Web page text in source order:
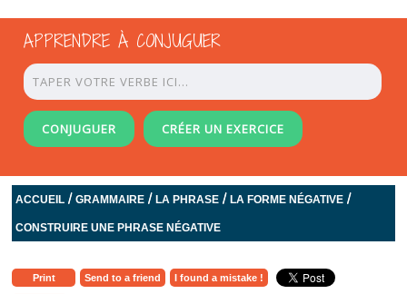
APPRENDRE À CONJUGUER
CONJUGUER CRÉER UN EXERCICE
ACCUEIL /GRAMMAIRE /LA PHRASE /LA FORME NÉGATIVE /
CONSTRUIRE UNE PHRASE NÉGATIVE
Print Send to a friend I found a mistake !